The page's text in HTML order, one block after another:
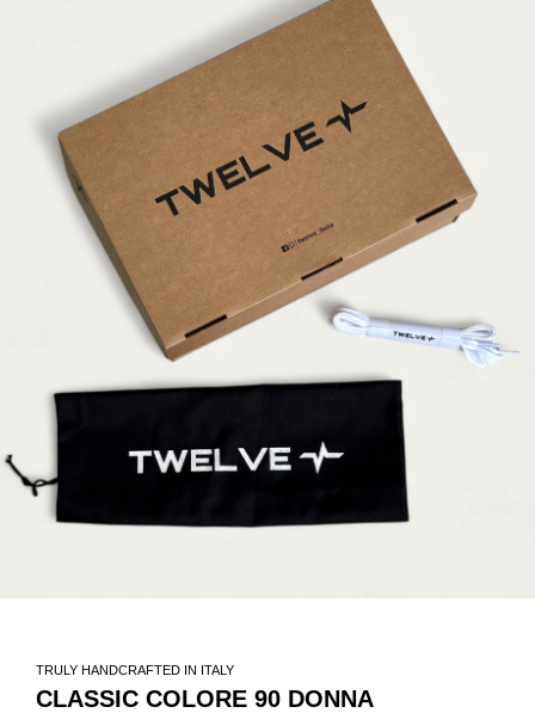
TRULY HANDCRAFTED IN ITALY
CLASSIC COLORE 90 DONNA